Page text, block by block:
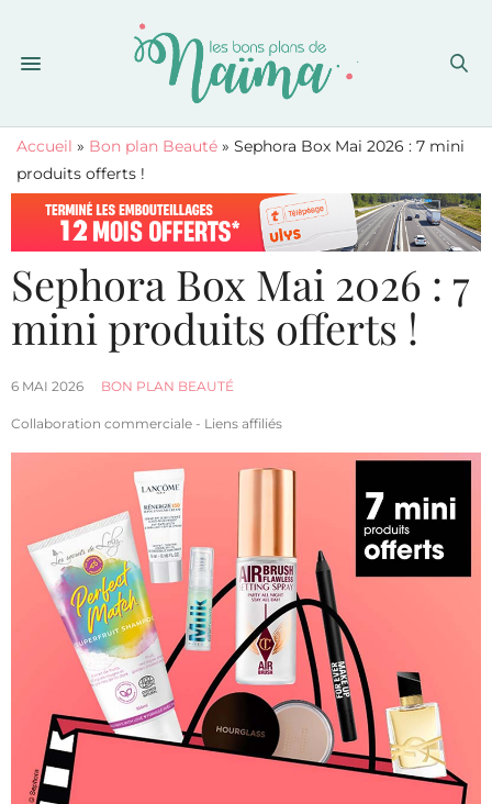
Accueil » Bon plan Beauté » Sephora Box Mai 2026 : 7 mini
produits offerts !
Sephora Box Mai 2026 : 7
mini produits offerts !
6 MAI 2026 BON PLAN BEAUTÉ
Collaboration commerciale - Liens affiliés